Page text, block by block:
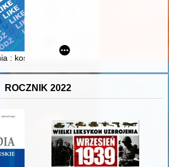
: kościół garnizonowy w Łodzi na tle
ROCZNIK 2022